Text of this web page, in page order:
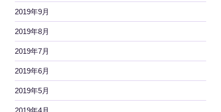
2019年9月
2019年8月
2019年7月
2019年6月
2019年5月
2019年4月